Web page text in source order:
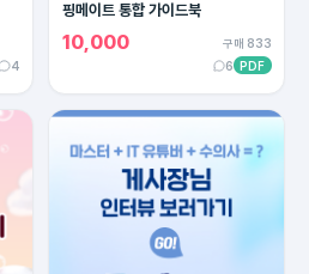
4
핑메이트 통합 가이드북
10,000
구매 833
6 PDF